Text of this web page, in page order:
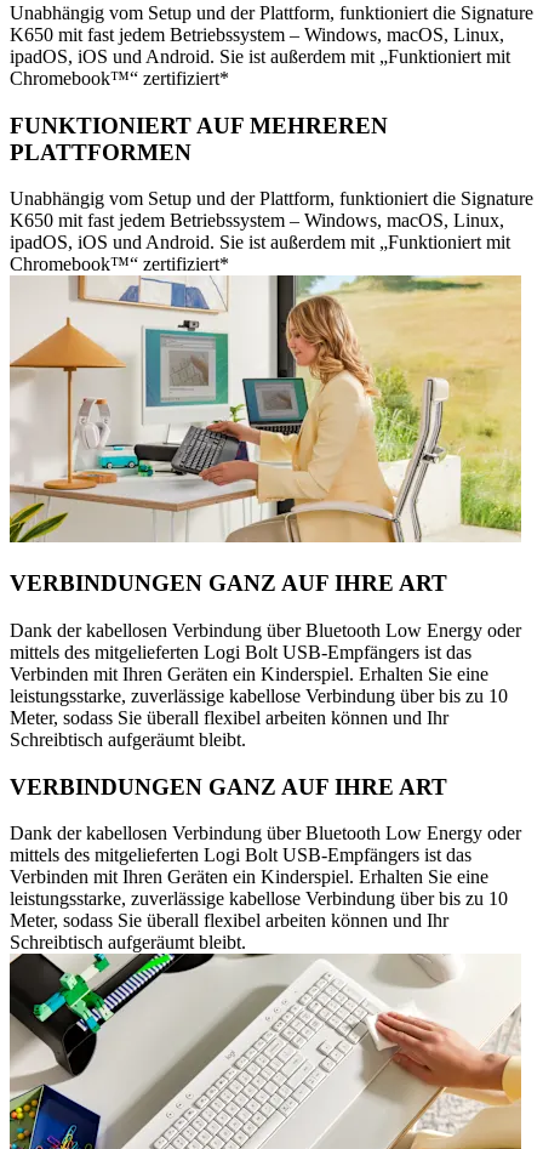
Unabhängig vom Setup und der Plattform, funktioniert die Signature
K650 mit fast jedem Betriebssystem – Windows, macOS, Linux,
ipadOS, iOS und Android. Sie ist außerdem mit „Funktioniert mit
Chromebook™“ zertifiziert*
FUNKTIONIERT AUF MEHREREN
PLATTFORMEN
Unabhängig vom Setup und der Plattform, funktioniert die Signature
K650 mit fast jedem Betriebssystem – Windows, macOS, Linux,
ipadOS, iOS und Android. Sie ist außerdem mit „Funktioniert mit
Chromebook™“ zertifiziert*
VERBINDUNGEN GANZ AUF IHRE ART
Dank der kabellosen Verbindung über Bluetooth Low Energy oder
mittels des mitgelieferten Logi Bolt USB-Empfängers ist das
Verbinden mit Ihren Geräten ein Kinderspiel. Erhalten Sie eine
leistungsstarke, zuverlässige kabellose Verbindung über bis zu 10
Meter, sodass Sie überall flexibel arbeiten können und Ihr
Schreibtisch aufgeräumt bleibt.
VERBINDUNGEN GANZ AUF IHRE ART
Dank der kabellosen Verbindung über Bluetooth Low Energy oder
mittels des mitgelieferten Logi Bolt USB-Empfängers ist das
Verbinden mit Ihren Geräten ein Kinderspiel. Erhalten Sie eine
leistungsstarke, zuverlässige kabellose Verbindung über bis zu 10
Meter, sodass Sie überall flexibel arbeiten können und Ihr
Schreibtisch aufgeräumt bleibt.